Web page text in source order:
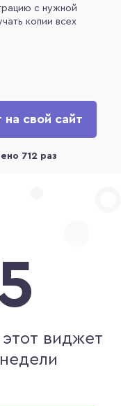
с нужной
копии всех
свой сайт
виджет